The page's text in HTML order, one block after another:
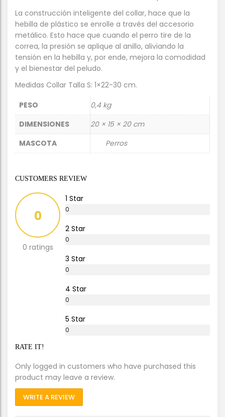
La construcción inteligente del collar, hace que la
hebilla de plástico se enrolle a través del accesorio
metálico. Esto hace que cuando el perro tire de la
correa, la presión se aplique al anillo, aliviando la
tensión en la hebilla y, por ende, mejora la comodidad
y el bienestar del peludo.
Medidas Collar Talla S: 1×22-30 cm.
PESO
0,4 kg
DIMENSIONES
20 × 15 × 20 cm
MASCOTA
Perros
CUSTOMERS REVIEW
0
0 ratings
1 Star
0
2 Star
0
3 Star
0
4 Star
0
5 Star
0
RATE IT!
Only logged in customers who have purchased this
product may leave a review.
WRITE A REVIEW